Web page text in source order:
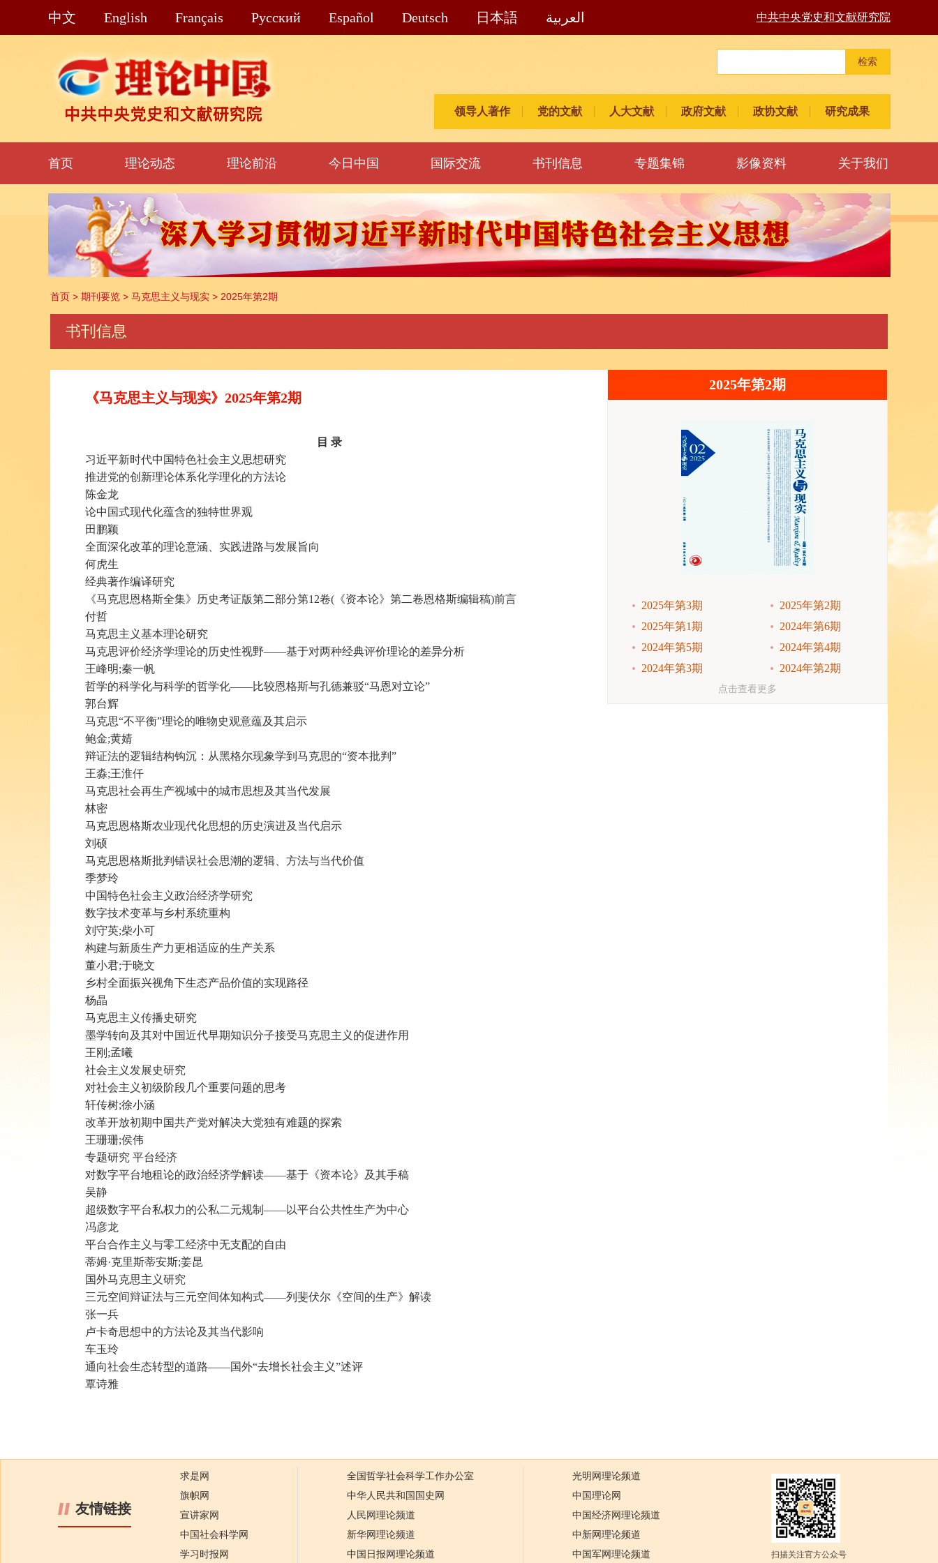
中文 English Français Pусский Español Deutsch 日本語 العربية 中共中央党史和文献研究院
检索
领导人著作 党的文献 人大文献 政府文献 政协文献 研究成果
首页 理论动态 理论前沿 今日中国 国际交流 书刊信息 专题集锦 影像资料 关于我们
首页 > 期刊要览 > 马克思主义与现实 > 2025年第2期
书刊信息
《马克思主义与现实》2025年第2期
目 录
习近平新时代中国特色社会主义思想研究
推进党的创新理论体系化学理化的方法论
陈金龙
论中国式现代化蕴含的独特世界观
田鹏颖
全面深化改革的理论意涵、实践进路与发展旨向
何虎生
经典著作编译研究
《马克思恩格斯全集》历史考证版第二部分第12卷(《资本论》第二卷恩格斯编辑稿)前言
付哲
马克思主义基本理论研究
马克思评价经济学理论的历史性视野——基于对两种经典评价理论的差异分析
王峰明;秦一帆
哲学的科学化与科学的哲学化——比较恩格斯与孔德兼驳“马恩对立论”
郭台辉
马克思“不平衡”理论的唯物史观意蕴及其启示
鲍金;黄婧
辩证法的逻辑结构钩沉：从黑格尔现象学到马克思的“资本批判”
王淼;王淮仟
马克思社会再生产视域中的城市思想及其当代发展
林密
马克思恩格斯农业现代化思想的历史演进及当代启示
刘硕
马克思恩格斯批判错误社会思潮的逻辑、方法与当代价值
季梦玲
中国特色社会主义政治经济学研究
数字技术变革与乡村系统重构
刘守英;柴小可
构建与新质生产力更相适应的生产关系
董小君;于晓文
乡村全面振兴视角下生态产品价值的实现路径
杨晶
马克思主义传播史研究
墨学转向及其对中国近代早期知识分子接受马克思主义的促进作用
王刚;孟曦
社会主义发展史研究
对社会主义初级阶段几个重要问题的思考
轩传树;徐小涵
改革开放初期中国共产党对解决大党独有难题的探索
王珊珊;侯伟
专题研究 平台经济
对数字平台地租论的政治经济学解读——基于《资本论》及其手稿
吴静
超级数字平台私权力的公私二元规制——以平台公共性生产为中心
冯彦龙
平台合作主义与零工经济中无支配的自由
蒂姆·克里斯蒂安斯;姜昆
国外马克思主义研究
三元空间辩证法与三元空间体知构式——列斐伏尔《空间的生产》解读
张一兵
卢卡奇思想中的方法论及其当代影响
车玉玲
通向社会生态转型的道路——国外“去增长社会主义”述评
覃诗雅
2025年第2期
2025年第3期
2025年第2期
2025年第1期
2024年第6期
2024年第5期
2024年第4期
2024年第3期
2024年第2期
点击查看更多
友情链接
求是网
旗帜网
宣讲家网
中国社会科学网
学习时报网
全国哲学社会科学工作办公室
中华人民共和国国史网
人民网理论频道
新华网理论频道
中国日报网理论频道
光明网理论频道
中国理论网
中国经济网理论频道
中新网理论频道
中国军网理论频道
扫描关注官方公众号